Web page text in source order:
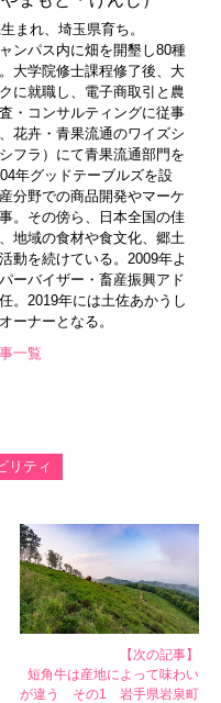
まれ、埼玉県育ち。
ンパス内に畑を開墾し80種
大学院修士課程修了後、大
に就職し、電子商取引と農
・コンサルティングに従事
花卉・青果流通のワイズシ
フラ）にて青果流通部門を
年グッドテーブルズを設
分野での商品開発やマーケ
。その傍ら、日本全国の佳
地域の食材や食文化、郷土
動を続けている。2009年よ
ーバイザー・畜産振興アド
。2019年には土佐あかうし
ーナーとなる。
一覧
リティ
【次の記事】
短角牛は産地によって味わい
が違う その1 岩手県岩泉町